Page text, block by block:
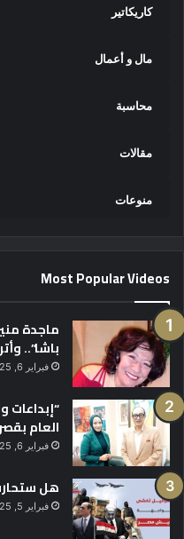
كاريكاتير
مال و أعمال
محاسبة
مقالات
منوعات
Most Popular Videos
ماجدة
باشا”..
فبراير 6, 2025
العام
فبراير 6, 2025
هل
فبراير 5, 2025